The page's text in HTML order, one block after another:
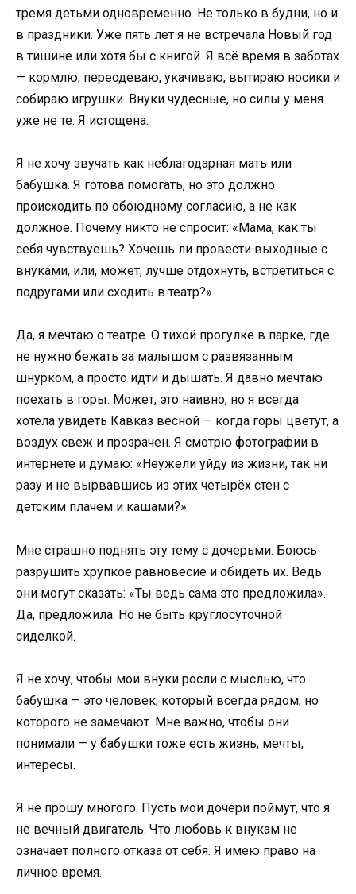
тремя детьми одновременно. Не только в будни, но и
в праздники. Уже пять лет я не встречала Новый год
в тишине или хотя бы с книгой. Я всё время в заботах
— кормлю, переодеваю, укачиваю, вытираю носики и
собираю игрушки. Внуки чудесные, но силы у меня
уже не те. Я истощена.
Я не хочу звучать как неблагодарная мать или
бабушка. Я готова помогать, но это должно
происходить по обоюдному согласию, а не как
должное. Почему никто не спросит: «Мама, как ты
себя чувствуешь? Хочешь ли провести выходные с
внуками, или, может, лучше отдохнуть, встретиться с
подругами или сходить в театр?»
Да, я мечтаю о театре. О тихой прогулке в парке, где
не нужно бежать за малышом с развязанным
шнурком, а просто идти и дышать. Я давно мечтаю
поехать в горы. Может, это наивно, но я всегда
хотела увидеть Кавказ весной — когда горы цветут, а
воздух свеж и прозрачен. Я смотрю фотографии в
интернете и думаю: «Неужели уйду из жизни, так ни
разу и не вырвавшись из этих четырёх стен с
детским плачем и кашами?»
Мне страшно поднять эту тему с дочерьми. Боюсь
разрушить хрупкое равновесие и обидеть их. Ведь
они могут сказать: «Ты ведь сама это предложила».
Да, предложила. Но не быть круглосуточной
сиделкой.
Я не хочу, чтобы мои внуки росли с мыслью, что
бабушка — это человек, который всегда рядом, но
которого не замечают. Мне важно, чтобы они
понимали — у бабушки тоже есть жизнь, мечты,
интересы.
Я не прошу многого. Пусть мои дочери поймут, что я
не вечный двигатель. Что любовь к внукам не
означает полного отказа от себя. Я имею право на
личное время.